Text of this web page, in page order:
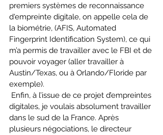
premiers systèmes de reconnaissance
d'empreinte digitale, on appelle cela de
la biométrie, (AFIS, Automated
Fingerprint Identification System), ce qui
m’a permis de travailler avec le FBI et de
pouvoir voyager (aller travailler à
Austin/Texas, ou à Orlando/Floride par
exemple).
digitales, je voulais absolument travailler
dans le sud de la France. Après
plusieurs négociations, le directeur